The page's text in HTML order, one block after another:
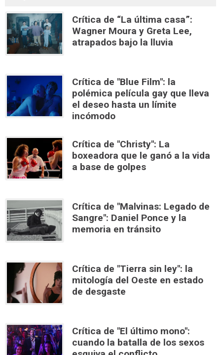
Crítica de “La última casa”:
Wagner Moura y Greta Lee,
atrapados bajo la lluvia
Crítica de "Blue Film": la
polémica película gay que lleva
el deseo hasta un límite
incómodo
Crítica de "Christy": La
boxeadora que le ganó a la vida
a base de golpes
Crítica de "Malvinas: Legado de
Sangre": Daniel Ponce y la
memoria en tránsito
Crítica de "Tierra sin ley": la
mitología del Oeste en estado
de desgaste
Crítica de "El último mono":
cuando la batalla de los sexos